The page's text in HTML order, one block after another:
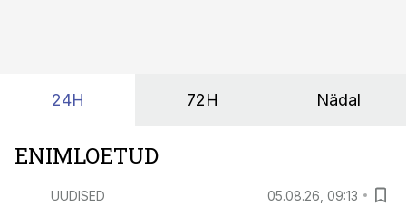
24H 72H Nädal
ENIMLOETUD
UUDISED 05.08.26, 09:13